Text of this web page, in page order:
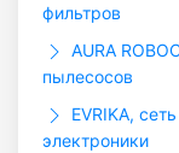
фильтров
AURA
пылесосов
EVRIKA,
электроники